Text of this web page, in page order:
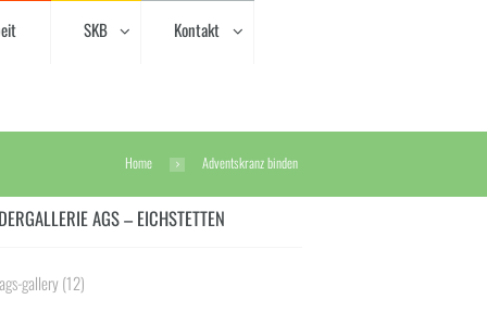
SKB Kontakt
Home Adventskranz binden
AGS – EICHSTETTEN
ags-gallery (12)